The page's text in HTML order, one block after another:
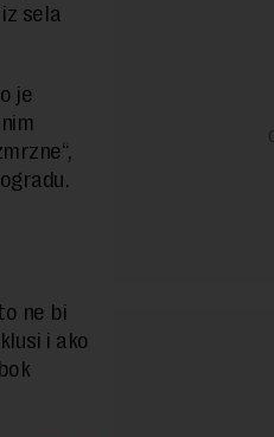
sela
je
ne bi
i ako